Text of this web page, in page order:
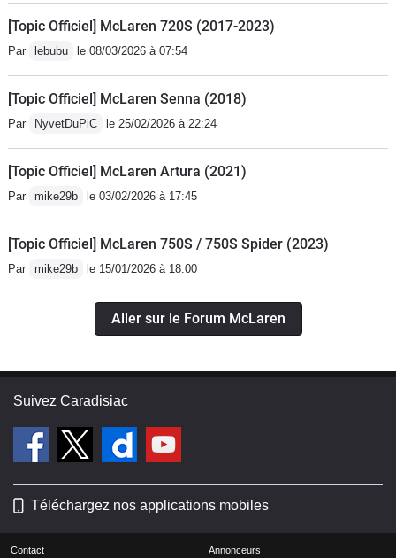
[Topic Officiel] McLaren 720S (2017-2023)
Par lebubu le 08/03/2026 à 07:54
[Topic Officiel] McLaren Senna (2018)
Par NyvetDuPiC le 25/02/2026 à 22:24
[Topic Officiel] McLaren Artura (2021)
Par mike29b le 03/02/2026 à 17:45
[Topic Officiel] McLaren 750S / 750S Spider (2023)
Par mike29b le 15/01/2026 à 18:00
Aller sur le Forum McLaren
Suivez Caradisiac
Téléchargez nos applications mobiles
Contact Annonceurs